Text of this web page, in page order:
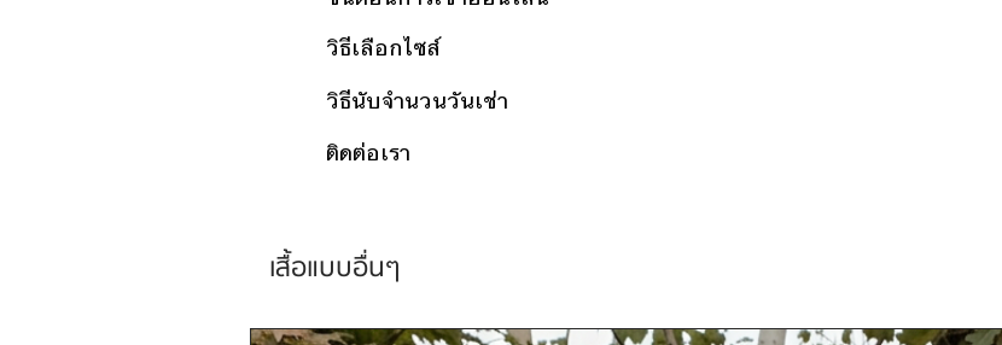
วิธีเลือกไซส์
วิธีนับจำนวนวันเช่า
ติดต่อเรา
เสื้อแบบอื่นๆ